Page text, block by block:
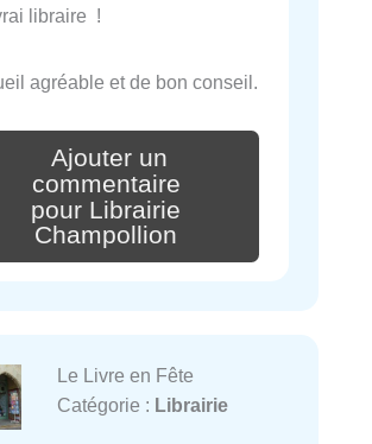
libraire !
agréable et de bon conseil.
Ajouter un
commentaire
pour Librairie
Champollion
Le Livre en Fête
Catégorie : Librairie